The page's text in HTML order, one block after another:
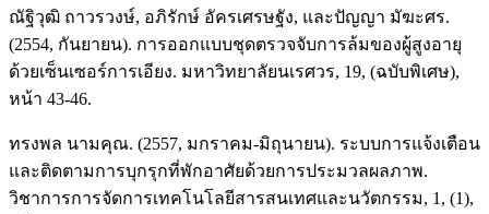
ณัฐิวุฒิ ถาวรวงษ์, อภิรักษ์ อัครเศรษฐัง, และปัญญา มัฆะศร.
(2554, กันยายน). การออกแบบชุดตรวจจับการล้มของผู้สูงอายุ
ด้วยเซ็นเซอร์การเอียง. มหาวิทยาลัยนเรศวร, 19, (ฉบับพิเศษ),
หน้า 43-46.
ทรงพล นามคุณ. (2557, มกราคม-มิถุนายน). ระบบการแจ้งเตือน
และติดตามการบุกรุกที่พักอาศัยด้วยการประมวลผลภาพ.
วิชาการการจัดการเทคโนโลยีสารสนเทศและนวัตกรรม, 1, (1),